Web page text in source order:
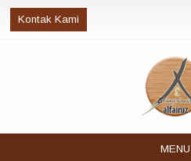
Kontak Kami
MENU